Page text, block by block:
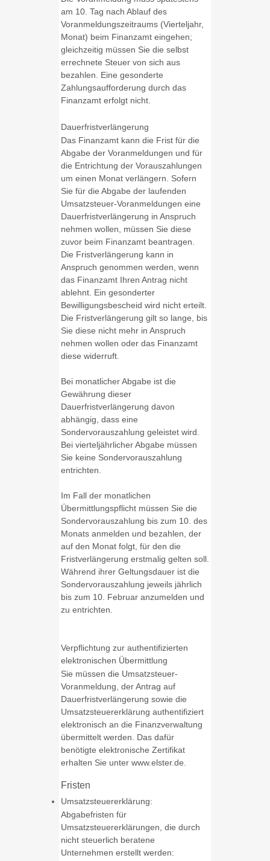
am 10. Tag nach Ablauf des
Voranmeldungszeitraums (Vierteljahr,
Monat) beim Finanzamt eingehen;
gleichzeitig müssen Sie die selbst
errechnete Steuer von sich aus
bezahlen. Eine gesonderte
Zahlungsaufforderung durch das
Finanzamt erfolgt nicht.
Dauerfristverlängerung
Das Finanzamt kann die Frist für die
Abgabe der Voranmeldungen und für
die Entrichtung der Vorauszahlungen
um einen Monat verlängern. Sofern
Sie für die Abgabe der laufenden
Umsatzsteuer-Voranmeldungen eine
Dauerfristverlängerung in Anspruch
nehmen wollen, müssen Sie diese
zuvor beim Finanzamt beantragen.
Die Fristverlängerung kann in
Anspruch genommen werden, wenn
das Finanzamt Ihren Antrag nicht
ablehnt. Ein gesonderter
Bewilligungsbescheid wird nicht erteilt.
Die Fristverlängerung gilt so lange, bis
Sie diese nicht mehr in Anspruch
nehmen wollen oder das Finanzamt
diese widerruft.
Bei monatlicher Abgabe ist die
Gewährung dieser
Dauerfristverlängerung davon
abhängig, dass eine
Sondervorauszahlung geleistet wird.
Bei vierteljährlicher Abgabe müssen
Sie keine Sondervorauszahlung
entrichten.
Im Fall der monatlichen
Übermittlungspflicht müssen Sie die
Sondervorauszahlung bis zum 10. des
Monats anmelden und bezahlen, der
auf den Monat folgt, für den die
Fristverlängerung erstmalig gelten soll.
Während ihrer Geltungsdauer ist die
Sondervorauszahlung jeweils jährlich
bis zum 10. Februar anzumelden und
zu entrichten.
Verpflichtung zur authentifizierten
elektronischen Übermittlung
Sie müssen die Umsatzsteuer-
Voranmeldung, der Antrag auf
Dauerfristverlängerung sowie die
Umsatzsteuererklärung authentifiziert
elektronisch an die Finanzverwaltung
übermittelt werden. Das dafür
benötigte elektronische Zertifikat
erhalten Sie unter www.elster.de.
Fristen
Umsatzsteuererklärung:
Abgabefristen für
Umsatzsteuererklärungen, die durch
nicht steuerlich beratene
Unternehmen erstellt werden: